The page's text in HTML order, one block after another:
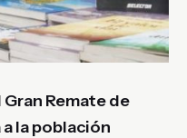
Remate de
la población